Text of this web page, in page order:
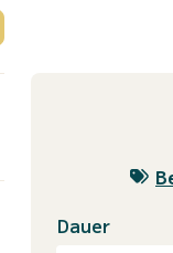
Dauer